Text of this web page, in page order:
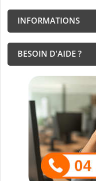
INFORMATIONS
BESOIN D'AIDE ?